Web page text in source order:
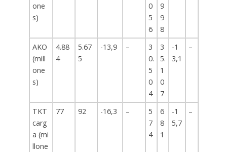
one
s)
0
5
6
9
9
8
AKO
(mill
one
s)
4.88
4
5.67
5
-13,9 –
3
0.
5
0
4
3
5.
1
0
7
-1
3,1
–
TKT
carg
a (mi
llone
77 92 -16,3 –
5
7
4
6
8
1
-1
5,7
–